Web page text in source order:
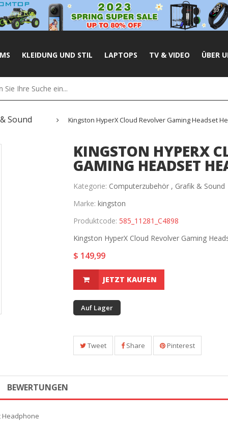
KLEIDUNG UND STIL LAPTOPS TV & VIDEO ÜBER
Sound Kingston HyperX Cloud Revolver Gaming Headset
KINGSTON HYPERX
GAMING HEADSET
Kategorie: Computerzubehör , Grafik & Sound
Marke: kingston
Produktcode: 585_11281_C4898
Kingston HyperX Cloud Revolver Gaming
$ 149,99
JETZT KAUFEN
Auf Lager
Tweet Share Pinterest
BEWERTUNGEN
Headphone